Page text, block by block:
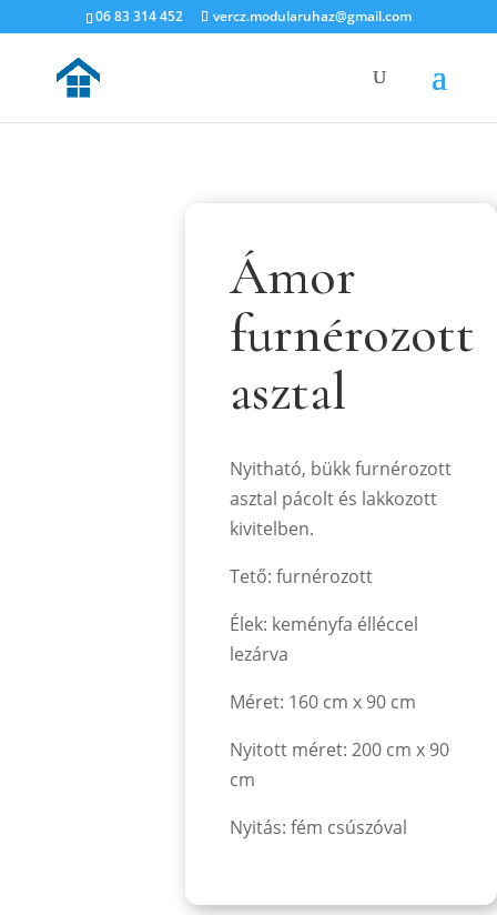
06 83 314 452 vercz.modularuhaz@gmail.com
Ámor
furnérozott
asztal
Nyitható, bükk furnérozott
asztal pácolt és lakkozott
kivitelben.
Tető: furnérozott
Élek: keményfa élléccel
lezárva
Méret: 160 cm x 90 cm
Nyitott méret: 200 cm x 90
cm
Nyitás: fém csúszóval